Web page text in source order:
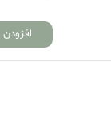
افزودن